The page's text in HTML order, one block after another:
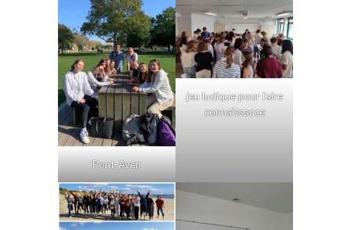
Pont-Aven
jeu ludique pour faire
connaissance